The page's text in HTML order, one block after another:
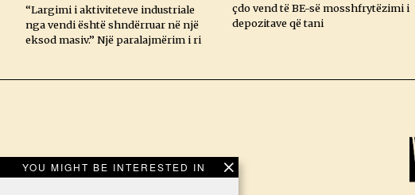
“Largimi i aktiviteteve industriale
nga vendi është shndërruar në një
eksod masiv.” Një paralajmërim i ri
çdo vend të BE-së mosshfrytëzimi i
depozitave që tani
YOU MIGHT BE INTERESTED IN